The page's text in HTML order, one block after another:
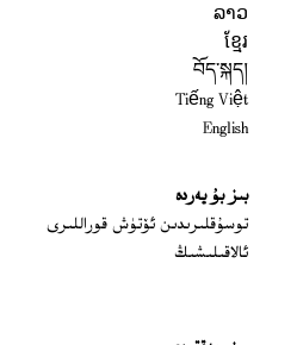
ລາວ
ខ្មែរ
བོད་སྐད།
Tiếng Việt
English
بىز بۇ يەردە
توسۇقلىرىدىن ئۆتۈش قوراللىرى
ئالاقىلىشىڭ